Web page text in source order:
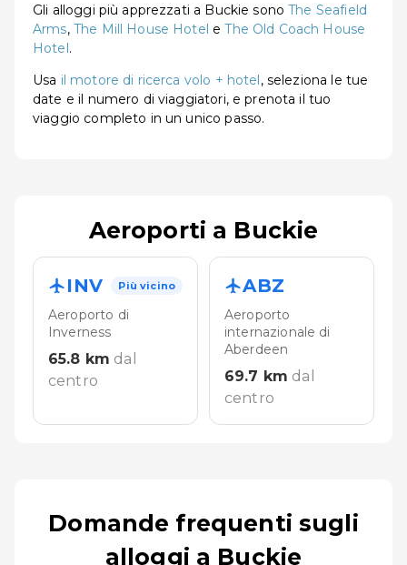
Gli alloggi più apprezzati a Buckie sonoThe Seafield
Arms, The Mill House Hotel eThe Old Coach House
Hotel.
Usa il motore di ricerca volo + hotel, seleziona le tue
date e il numero di viaggiatori, e prenota il tuo
viaggio completo in un unico passo.
Aeroporti a Buckie
INV Più vicino
Aeroporto di
Inverness
65.8 km dal
centro
ABZ
Aeroporto
internazionale di
Aberdeen
69.7 km dal
centro
Domande frequenti sugli
alloggi a Buckie